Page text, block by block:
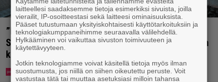
”Mitä isompi vehje, sen paremmin kulkee” –
Susanna Penttilä suuntasi Bangbussinsa Helsingin
keskustaan
laitteellesi saadaksemme tietoja esimerkiksi sivuista, joilla
vierailit, IP-osoitteestasi sekä laitteesi ominaisuuksista.
Pääset tutustumaan yksityiskohtaisesti käyttötarkoituksiin ja
teknologiakumppaneihimme seuraavalla välilehdellä.
Hylkääminen voi vaikuttaa sivuston toimivuuteen ja
käytettävyyteen.
Jotkin teknologiamme voivat käsitellä tietoja myös ilman
suostumusta, jos niillä on siihen oikeutettu peruste. Voit
vastustaa tätä tai muuttaa asetuksiasi milloin tahansa